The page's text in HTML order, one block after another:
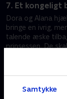
Samtykke
7. Et kongeligt
Dora og Alana
bringe en ivrig,
talende æske
prinsessen. De
Andre så også